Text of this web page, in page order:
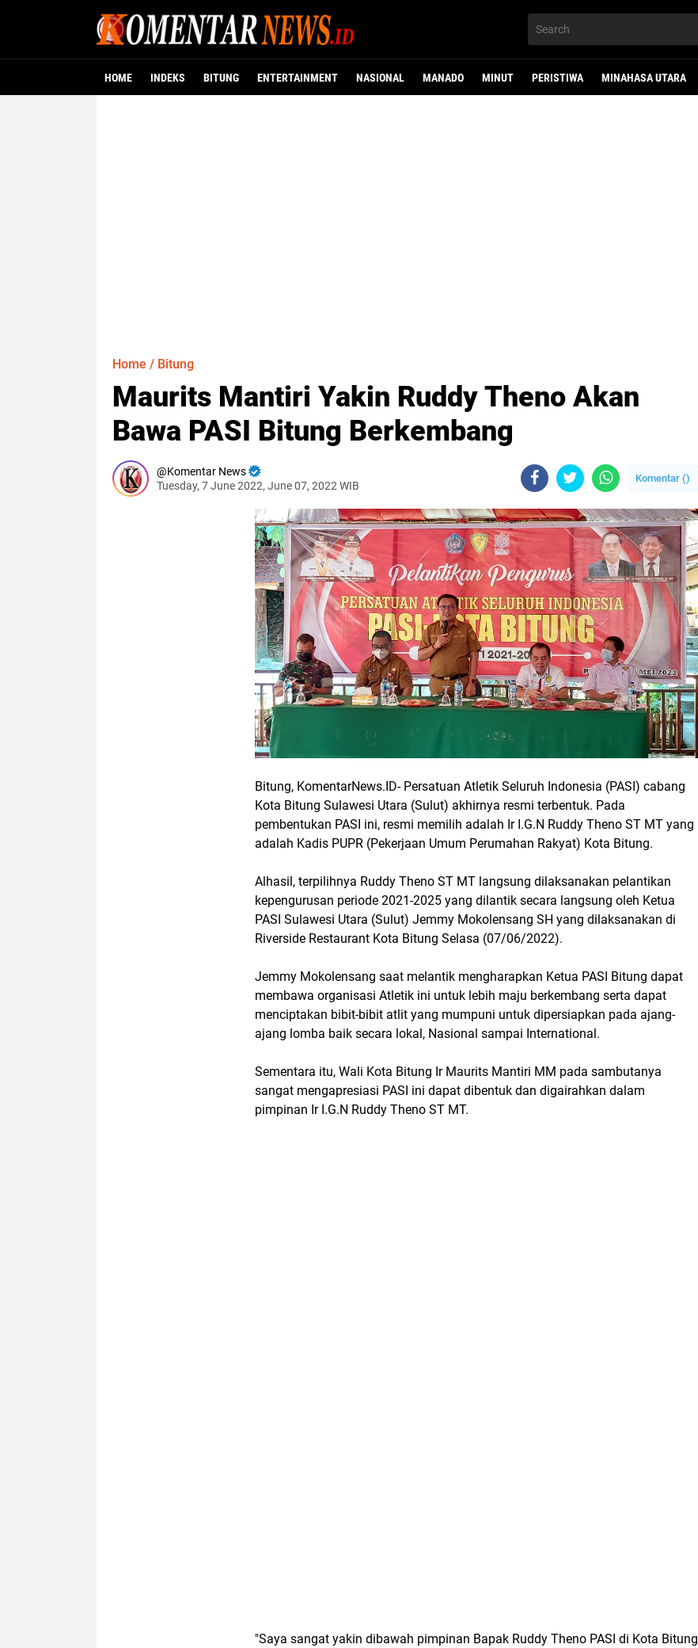
HOME INDEKS BITUNG ENTERTAINMENT NASIONAL MANADO MINUT PERISTIWA MINAHASA UTARA
Home / Bitung
Maurits Mantiri Yakin Ruddy Theno Akan
Bawa PASI Bitung Berkembang
Komentar News
Tuesday, 7 June 2022, June 07, 2022 WIB
Komentar ()
Bitung, KomentarNews.ID- Persatuan Atletik Seluruh Indonesia (PASI) cabang
Kota Bitung Sulawesi Utara (Sulut) akhirnya resmi terbentuk. Pada
pembentukan PASI ini, resmi memilih adalah Ir I.G.N Ruddy Theno ST MT yang
adalah Kadis PUPR (Pekerjaan Umum Perumahan Rakyat) Kota Bitung.
Alhasil, terpilihnya Ruddy Theno ST MT langsung dilaksanakan pelantikan
kepengurusan periode 2021-2025 yang dilantik secara langsung oleh Ketua
PASI Sulawesi Utara (Sulut) Jemmy Mokolensang SH yang dilaksanakan di
Riverside Restaurant Kota Bitung Selasa (07/06/2022).
Jemmy Mokolensang saat melantik mengharapkan Ketua PASI Bitung dapat
membawa organisasi Atletik ini untuk lebih maju berkembang serta dapat
menciptakan bibit-bibit atlit yang mumpuni untuk dipersiapkan pada ajang-
ajang lomba baik secara lokal, Nasional sampai International.
Sementara itu, Wali Kota Bitung Ir Maurits Mantiri MM pada sambutanya
sangat mengapresiasi PASI ini dapat dibentuk dan digairahkan dalam
pimpinan Ir I.G.N Ruddy Theno ST MT.
"Saya sangat yakin dibawah pimpinan Bapak Ruddy Theno PASI di Kota Bitung